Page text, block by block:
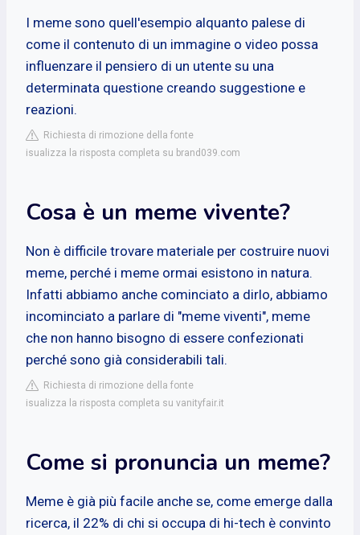
I meme sono quell'esempio alquanto palese di
come il contenuto di un immagine o video possa
influenzare il pensiero di un utente su una
determinata questione creando suggestione e
reazioni.
Richiesta di rimozione della fonte
isualizza la risposta completa su brand039.com
Cosa è un meme vivente?
Non è difficile trovare materiale per costruire nuovi
meme, perché i meme ormai esistono in natura.
Infatti abbiamo anche cominciato a dirlo, abbiamo
incominciato a parlare di "meme viventi", meme
che non hanno bisogno di essere confezionati
perché sono già considerabili tali.
Richiesta di rimozione della fonte
isualizza la risposta completa su vanityfair.it
Come si pronuncia un meme?
Meme è già più facile anche se, come emerge dalla
ricerca, il 22% di chi si occupa di hi-tech è convinto